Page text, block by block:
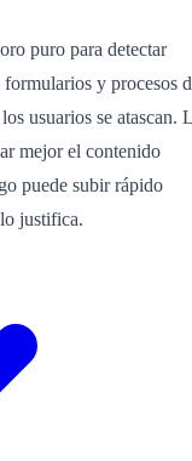
puro para detectar
y procesos
usuarios se atascan.
mejor el contenido
puede subir rápido
justifica.